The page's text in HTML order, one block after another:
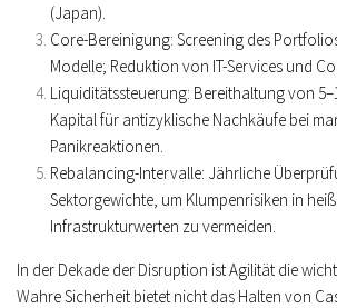
(Japan).
Core-Bereinigung: Screening des
Modelle; Reduktion von IT-Services und
Liquiditätssteuerung: Bereithaltung von
Kapital für antizyklische Nachkäufe bei
Panikreaktionen.
Rebalancing-Intervalle: Jährliche
Sektorgewichte, um Klumpenrisiken in
Infrastrukturwerten zu vermeiden.
In der Dekade der Disruption ist Agilität die
Wahre Sicherheit bietet nicht das Halten von